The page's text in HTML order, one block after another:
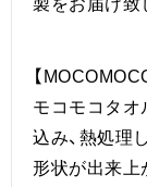
製をお届け致
【
モコモコタオ
込み、熱処理
形状が出来上